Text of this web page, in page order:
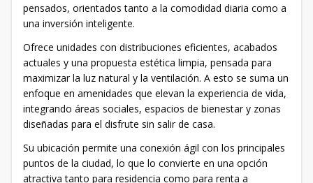
pensados, orientados tanto a la comodidad diaria como a
una inversión inteligente.
Ofrece unidades con distribuciones eficientes, acabados
actuales y una propuesta estética limpia, pensada para
maximizar la luz natural y la ventilación. A esto se suma un
enfoque en amenidades que elevan la experiencia de vida,
integrando áreas sociales, espacios de bienestar y zonas
diseñadas para el disfrute sin salir de casa.
Su ubicación permite una conexión ágil con los principales
puntos de la ciudad, lo que lo convierte en una opción
atractiva tanto para residencia como para renta a